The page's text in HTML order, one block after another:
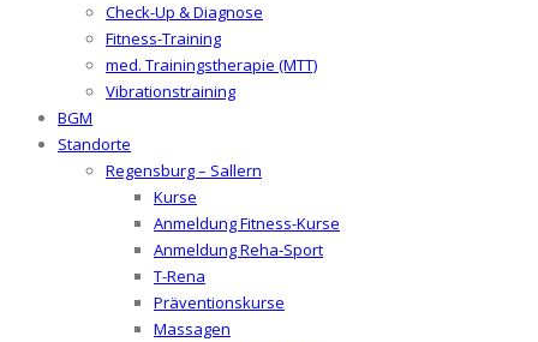
Check-Up & Diagnose
Fitness-Training
med. Trainingstherapie (MTT)
Vibrationstraining
BGM
Standorte
Regensburg – Sallern
Kurse
Anmeldung Fitness-Kurse
Anmeldung Reha-Sport
T-Rena
Präventionskurse
Massagen